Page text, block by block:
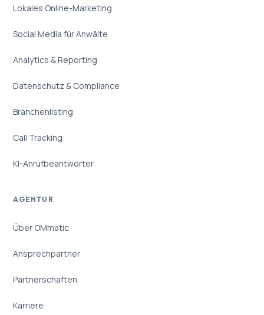
Lokales Online-Marketing
Social Media für Anwälte
Analytics & Reporting
Datenschutz & Compliance
Branchenlisting
Call Tracking
KI-Anrufbeantworter
AGENTUR
Über OMmatic
Ansprechpartner
Partnerschaften
Karriere